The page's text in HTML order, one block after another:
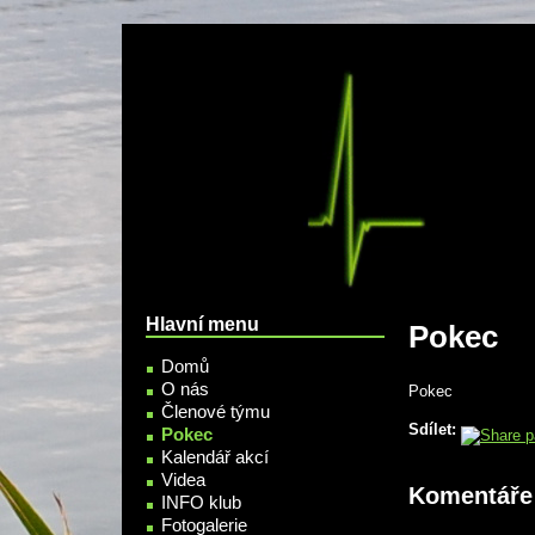
Přejít k hlavnímu obsahu
Hlavní menu
Domů
O nás
Členové týmu
Pokec
Kalendář akcí
Videa
INFO klub
Fotogalerie
Pokec
Pokec
Sdílet:
Komentáře